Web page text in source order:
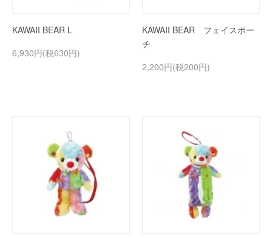
KAWAII BEAR L
6,930円(税630円)
KAWAII BEAR フェイスポー
チ
2,200円(税200円)